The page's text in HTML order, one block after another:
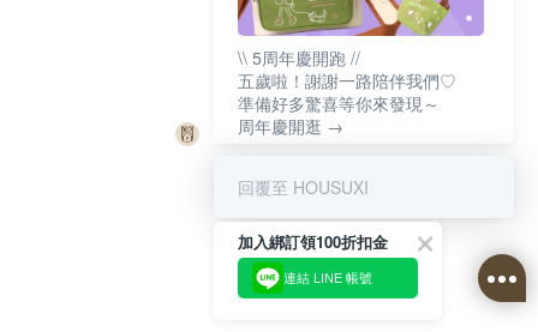
\\ 5周年慶開跑 //
五歲啦！謝謝一路陪伴我們♡
準備好多驚喜等你來發現～
周年慶開逛 →
回覆至 HOUSUXI
加入綁訂領100折扣金
連結 LINE 帳號